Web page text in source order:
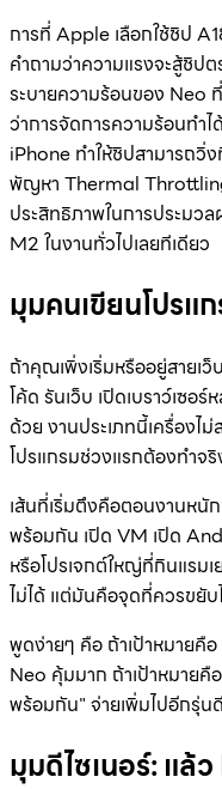
การที่ Apple เลือกใช้ชิป
คำถามว่าความแรงจะสู้ชิป
ระบายความร้อนของ Neo
ว่าการจัดการความร้อนทำ
iPhone ทำให้ชิปสามารถวิ่
พัญหา Thermal
ประสิทธิภาพในการประมว
M2 ในงานทั่วไปเลยทีเดียว
มุมคนเขียนโปรแ
ถ้าคุณเพิ่งเริ่มหรืออยู่สายเ
โค้ด รันเว็บ เปิดเบราว์เซอ
ด้วย งานประเภทนี้เครื่องไ
โปรแกรมช่วงแรกต้องทำจ
เส้นที่เริ่มตึงคือตอนงานหนั
พร้อมกัน เปิด VM เปิด
หรือโปรเจกต์ใหญ่ที่กินแรมเ
ไม่ได้ แต่มันคือจุดที่ควรขยั
พูดง่ายๆ คือ ถ้าเป้าหมายคื
Neo คุ้มมาก ถ้าเป้าหมาย
พร้อมกัน" จ่ายเพิ่มไปอีกรุ่น
มุมดีไซเนอร์: แล้